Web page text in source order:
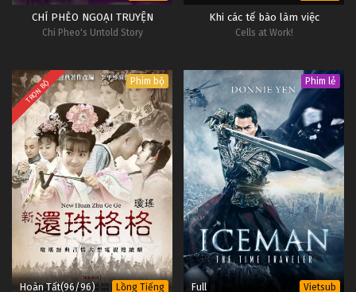
CHÍ PHÈO NGOẠI TRUYỆN
Chi Pheo's Untold Story
Khi các tế bào làm việc
Cells at Work!
TRỌN BỘ Phim bộ
Hoàn Tất(96/96) Lồng Tiếng
Phim lẻ
Full Vietsub